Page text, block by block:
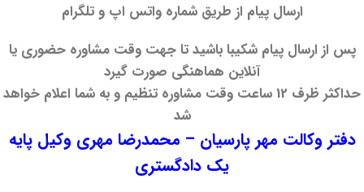
ارسال پیام از طریق شماره واتس اپ و تلگرام
پس از ارسال پیام شکیبا باشید تا جهت وقت مشاوره حضوری یا
آنلاین هماهنگی صورت گیرد
حداکثر ظرف 12 ساعت وقت مشاوره تنظیم و به شما اعلام خواهد
شد
دفتر وکالت مهر پارسیان – محمدرضا مهری وکیل پایه
یک دادگستری